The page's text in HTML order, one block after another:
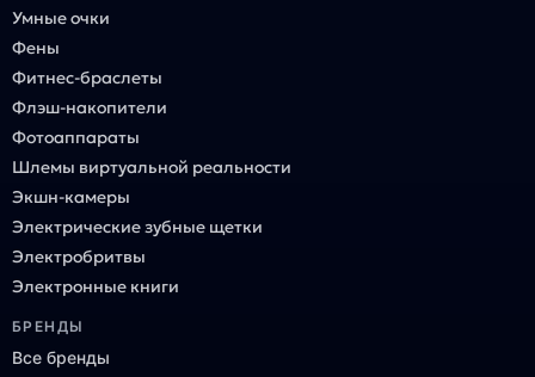
Умные очки
Фены
Фитнес-браслеты
Флэш-накопители
Фотоаппараты
Шлемы виртуальной реальности
Экшн-камеры
Электрические зубные щетки
Электробритвы
Электронные книги
БРЕНДЫ
Все бренды